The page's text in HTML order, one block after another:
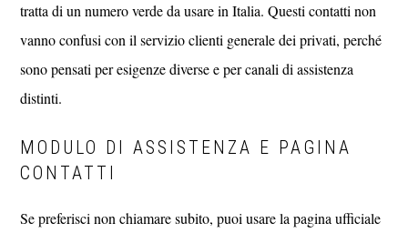
tratta di un numero verde da usare in Italia. Questi contatti non
vanno confusi con il servizio clienti generale dei privati, perché
sono pensati per esigenze diverse e per canali di assistenza
distinti.
MODULO DI ASSISTENZA E PAGINA
CONTATTI
Se preferisci non chiamare subito, puoi usare la pagina ufficiale